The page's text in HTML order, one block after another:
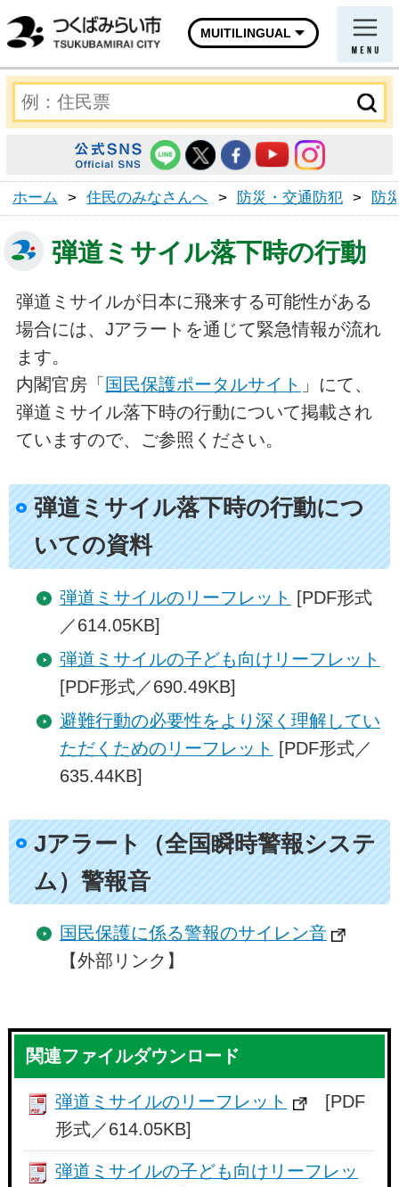
MUITILINGUAL
ホーム > 住民のみなさんへ > 防災・交通防犯 > 防
弾道ミサイル落下時の行動
弾道ミサイルが日本に飛来する可能性がある
場合には、Jアラートを通じて緊急情報が流れ
ます。
内閣官房「 国民保護ポータルサイト 」にて、
弾道ミサイル落下時の行動について掲載され
ていますので、ご参照ください。
弾道ミサイル落下時の行動につ
いての資料
弾道ミサイルのリーフレット [PDF形式
／614.05KB]
弾道ミサイルの子ども向けリーフレット
[PDF形式／690.49KB]
避難行動の必要性をより深く理解してい
ただくためのリーフレット [PDF形式／
635.44KB]
Jアラート（全国瞬時警報システ
ム）警報音
国民保護に係る警報のサイレン音
【外部リンク】
関連ファイルダウンロード
弾道ミサイルのリーフレット
[PDF
形式／614.05KB]
弾道ミサイルの子ども向けリーフレッ